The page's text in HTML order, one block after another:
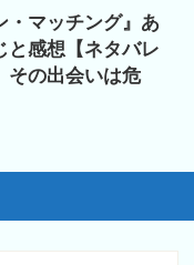
・マッチング』あ
と感想【ネタバレ
その出会いは危